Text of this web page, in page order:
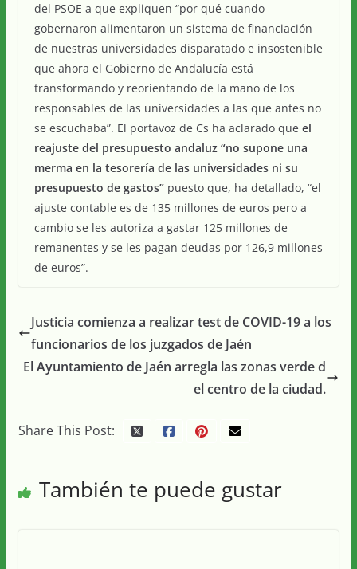
del PSOE a que expliquen “por qué cuando
gobernaron alimentaron un sistema de financiación
de nuestras universidades disparatado e insostenible
que ahora el Gobierno de Andalucía está
transformando y reorientando de la mano de los
responsables de las universidades a las que antes no
se escuchaba”. El portavoz de Cs ha aclarado que el
reajuste del presupuesto andaluz “no supone una
merma en la tesorería de las universidades ni su
presupuesto de gastos”puesto que, ha detallado, “el
ajuste contable es de 135 millones de euros pero a
cambio se les autoriza a gastar 125 millones de
remanentes y se les pagan deudas por 126,9 millones
de euros”.
Justicia comienza a realizar test de COVID-19 a los
funcionarios de los juzgados de Jaén
El Ayuntamiento de Jaén arregla las zonas verde d
el centro de la ciudad.
Share This Post:
También te puede gustar